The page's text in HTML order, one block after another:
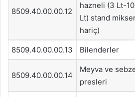
8509.40.00.00.12
hazneli (3 Lt-10
Lt) stand
hariç)
8509.40.00.00.13 Bilenderler
8509.40.00.00.14
Meyva ve
presleri